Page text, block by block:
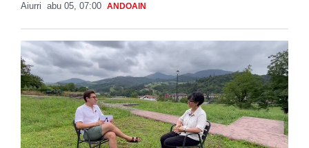
Aiurri abu 05, 07:00 ANDOAIN